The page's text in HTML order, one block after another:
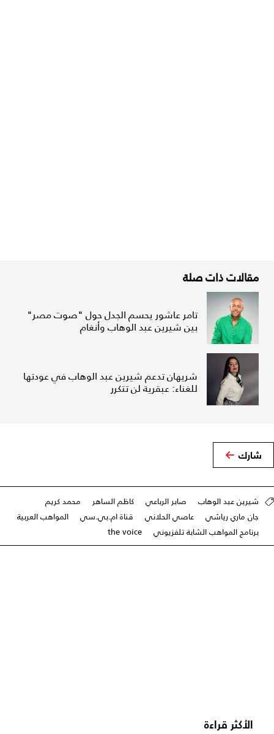
مقالات ذات صلة
تامر عاشور يحسم الجدل حول "صوت مصر"
بين شيرين عبد الوهاب وأنغام
شريهان تدعم شيرين عبد الوهاب في عودتها
للغناء: عبقرية لن تتكرر
شارك
شيرين عبد الوهاب صابر الرباعي كاظم الساهر
محمد كريم
جان ماري رياشي
عاصي الحلاني قناة ام.بي.سي
المواهب العربية
برنامج المواهب الشابة تلفزيوني
the voice
الأكثر قراءة